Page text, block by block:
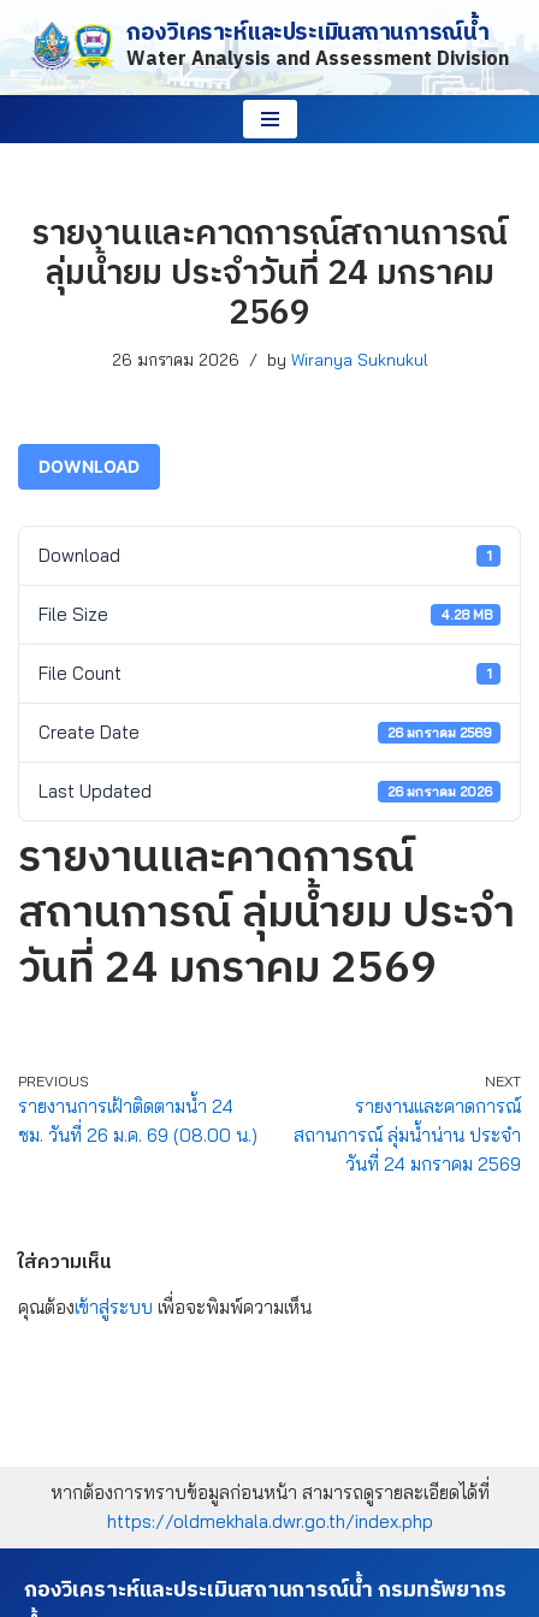
Skip
to
กองวิเคราะห์และประเมินสถานการณ์น้ำ
Water Analysis and Assessment Division
รายงานและคาดการณ์สถานการณ์
ลุ่มน้ำยม ประจำวันที่ 24 มกราคม
2569
26 มกราคม 2026 by Wiranya Suknukul
DOWNLOAD
Download 1
File Size 4.28 MB
File Count 1
Create Date 26 มกราคม 2569
Last Updated 26 มกราคม 2026
รายงานและคาดการณ์
สถานการณ์ ลุ่มน้ำยม ประจำ
วันที่ 24 มกราคม 2569
PREVIOUS
รายงานการเฝ้าติดตามน้ำ 24
ชม. วันที่ 26 ม.ค. 69 (08.00 น.)
NEXT
รายงานและคาดการณ์
สถานการณ์ ลุ่มน้ำน่าน ประจำ
วันที่ 24 มกราคม 2569
ใส่ความเห็น
คุณต้องเข้าสู่ระบบ เพื่อจะพิมพ์ความเห็น
หากต้องการทราบข้อมูลก่อนหน้า สามารถดูรายละเอียดได้ที่
https://oldmekhala.dwr.go.th/index.php
กองวิเคราะห์และประเมินสถานการณ์น้ำ กรมทรัพยากร